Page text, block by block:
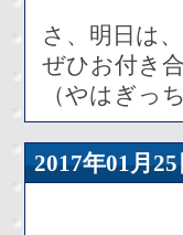
さ、明日は
ぜひお付き
（やはぎっ
2017年01